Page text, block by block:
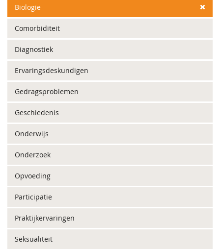
Biologie
Comorbiditeit
Diagnostiek
Ervaringsdeskundigen
Gedragsproblemen
Geschiedenis
Onderwijs
Onderzoek
Opvoeding
Participatie
Praktijkervaringen
Seksualiteit